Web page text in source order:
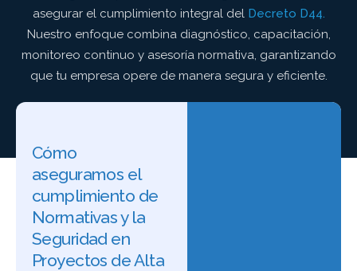
asegurar el cumplimiento integral del Decreto D44.
Nuestro enfoque combina diagnóstico, capacitación,
monitoreo continuo y asesoría normativa, garantizando
que tu empresa opere de manera segura y eficiente.
Cómo
aseguramos el
cumplimiento de
Normativas y la
Seguridad en
Proyectos de Alta